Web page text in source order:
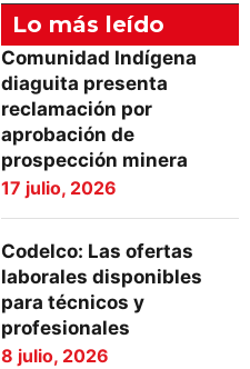
Lo más leído
Comunidad Indígena
diaguita presenta
reclamación por
aprobación de
prospección minera
17 julio, 2026
Codelco: Las ofertas
laborales disponibles
para técnicos y
profesionales
8 julio, 2026